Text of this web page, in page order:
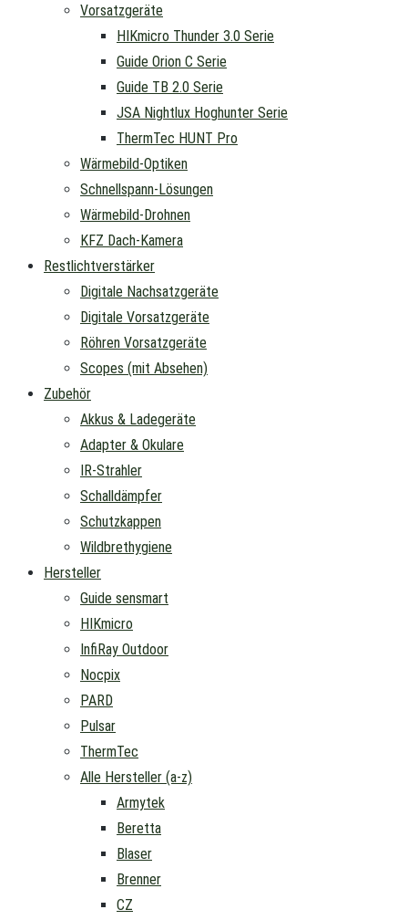
Vorsatzgeräte
HIKmicro Thunder 3.0 Serie
Guide Orion C Serie
Guide TB 2.0 Serie
JSA Nightlux Hoghunter Serie
ThermTec HUNT Pro
Wärmebild-Optiken
Schnellspann-Lösungen
Wärmebild-Drohnen
KFZ Dach-Kamera
Restlichtverstärker
Digitale Nachsatzgeräte
Digitale Vorsatzgeräte
Röhren Vorsatzgeräte
Scopes (mit Absehen)
Zubehör
Akkus & Ladegeräte
Adapter & Okulare
IR-Strahler
Schalldämpfer
Schutzkappen
Wildbrethygiene
Hersteller
Guide sensmart
HIKmicro
InfiRay Outdoor
Nocpix
PARD
Pulsar
ThermTec
Alle Hersteller (a-z)
Armytek
Beretta
Blaser
Brenner
CZ